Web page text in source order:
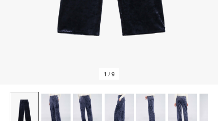
1 / 9